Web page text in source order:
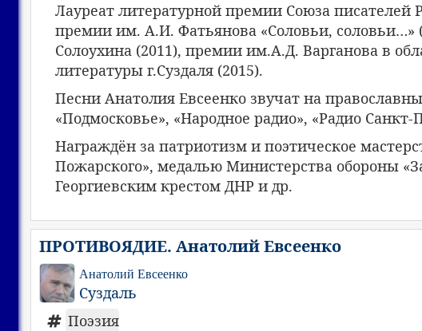
Лауреат литературной премии Союза писателей
премии им. А.И. Фатьянова «Соловьи,
Солоухина (2011), премии им.А.Д. Варганова в
литературы г.Суздаля (2015).
Песни Анатолия Евсеенко звучат на
«Подмосковье», «Народное радио», «Радио Санкт-
Награждён за патриотизм и поэтическое
Пожарского», медалью Министерства обороны
Георгиевским крестом ДНР и др.
ПРОТИВОЯДИЕ. Анатолий Евсеенко
Анатолий Евсеенко
Суздаль
Поэзия